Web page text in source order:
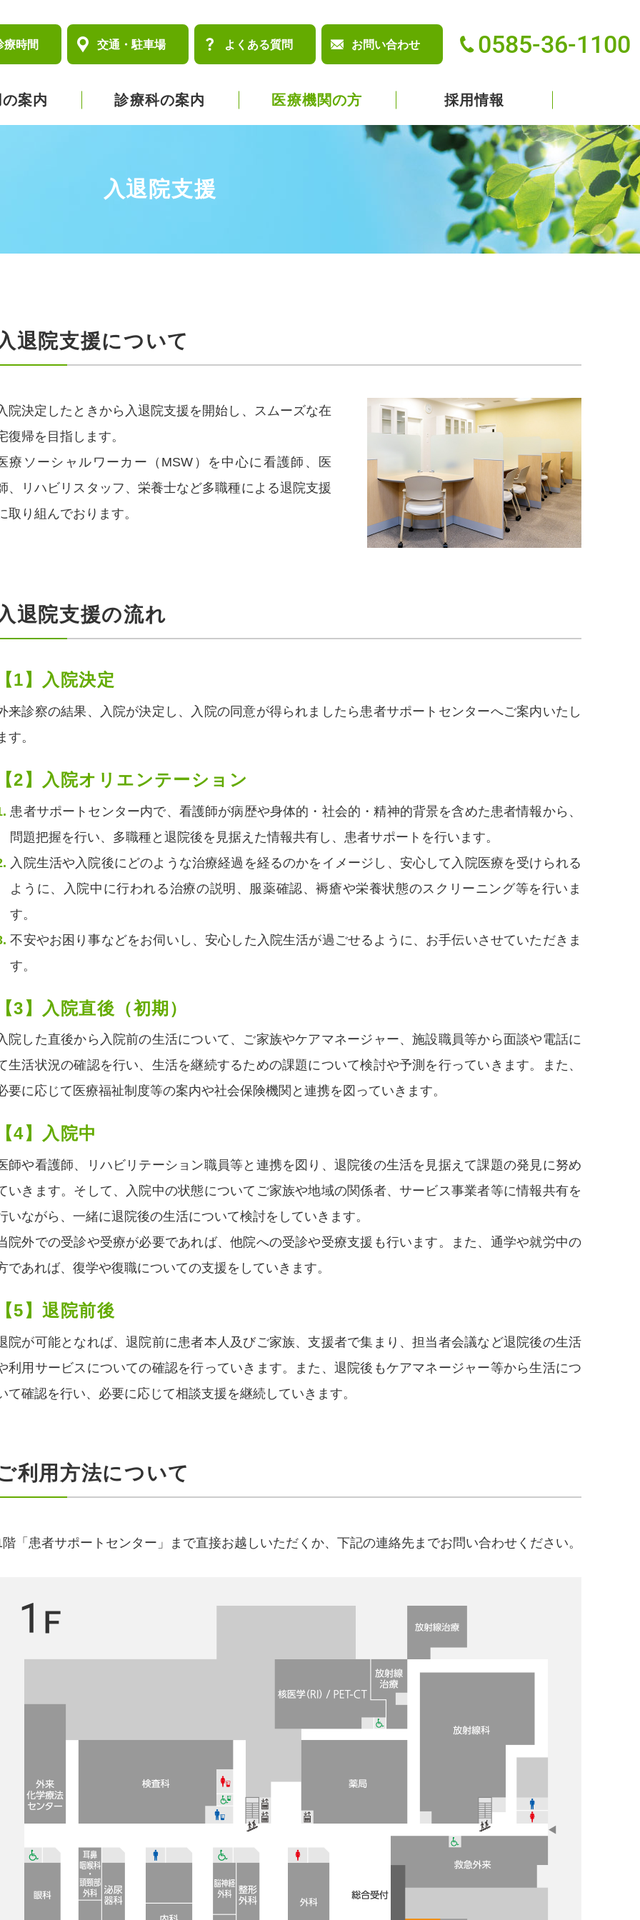
案内 診療科の案内 医療機関の方 採用情報
入退院支援
退院支援について
院決定したときから入退院支援を開始し、スムーズな在
復帰を目指します。
療ソーシャルワーカー（MSW）を中心に看護師、医
、リハビリスタッフ、栄養士など多職種による退院支援
取り組んでおります。
退院支援の流れ
【1】入院決定
来診察の結果、入院が決定し、入院の同意が得られましたら患者サポートセンターへご案内いたし
す。
【2】入院オリエンテーション
患者サポートセンター内で、看護師が病歴や身体的・社会的・精神的背景を含めた患者情報から、
問題把握を行い、多職種と退院後を見据えた情報共有し、患者サポートを行います。
入院生活や入院後にどのような治療経過を経るのかをイメージし、安心して入院医療を受けられる
ように、入院中に行われる治療の説明、服薬確認、褥瘡や栄養状態のスクリーニング等を行いま
す。
不安やお困り事などをお伺いし、安心した入院生活が過ごせるように、お手伝いさせていただきま
す。
【3】入院直後（初期）
院した直後から入院前の生活について、ご家族やケアマネージャー、施設職員等から面談や電話に
生活状況の確認を行い、生活を継続するための課題について検討や予測を行っていきます。また、
要に応じて医療福祉制度等の案内や社会保険機関と連携を図っていきます。
【4】入院中
師や看護師、リハビリテーション職員等と連携を図り、退院後の生活を見据えて課題の発見に努め
いきます。そして、入院中の状態についてご家族や地域の関係者、サービス事業者等に情報共有を
いながら、一緒に退院後の生活について検討をしていきます。
院外での受診や受療が必要であれば、他院への受診や受療支援も行います。また、通学や就労中の
であれば、復学や復職についての支援をしていきます。
【5】退院前後
院が可能となれば、退院前に患者本人及びご家族、支援者で集まり、担当者会議など退院後の生活
利用サービスについての確認を行っていきます。また、退院後もケアマネージャー等から生活につ
て確認を行い、必要に応じて相談支援を継続していきます。
利用方法について
階「患者サポートセンター」まで直接お越しいただくか、下記の連絡先までお問い合わせください。
療時間 交通・駐車場 よくある質問 お問い合わせ 0585-36-1100